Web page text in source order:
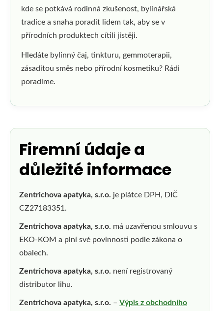
kde se potkává rodinná zkušenost, bylinářská
tradice a snaha poradit lidem tak, aby se v
přírodních produktech cítili jistěji.
Hledáte bylinný čaj, tinkturu, gemmoterapii,
zásaditou směs nebo přírodní kosmetiku? Rádi
poradíme.
Firemní údaje a
důležité informace
Zentrichova apatyka, s.r.o. je plátce DPH, DIČ
CZ27183351.
Zentrichova apatyka, s.r.o. má uzavřenou smlouvu s
EKO-KOM a plní své povinnosti podle zákona o
obalech.
Zentrichova apatyka, s.r.o. není registrovaný
distributor lihu.
Zentrichova apatyka, s.r.o. – Výpis z obchodního